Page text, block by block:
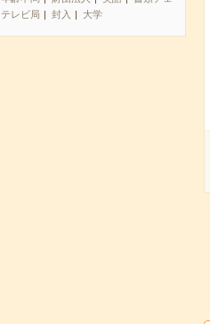
テレビ局 封入 大学